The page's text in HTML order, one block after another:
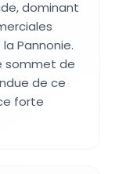
dominant
Pannonie.
sommet de
de ce
forte